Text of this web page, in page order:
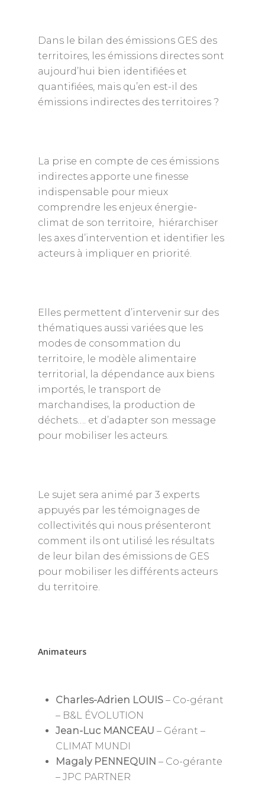
Dans le bilan des émissions GES des
territoires, les émissions directes sont
aujourd’hui bien identifiées et
quantifiées, mais qu’en est-il des
émissions indirectes des territoires ?
La prise en compte de ces émissions
indirectes apporte une finesse
indispensable pour mieux
comprendre les enjeux énergie-
climat de son territoire, hiérarchiser
les axes d’intervention et identifier les
acteurs à impliquer en priorité.
Elles permettent d’intervenir sur des
thématiques aussi variées que les
modes de consommation du
territoire, le modèle alimentaire
territorial, la dépendance aux biens
importés, le transport de
marchandises, la production de
déchets…. et d’adapter son message
pour mobiliser les acteurs.
Le sujet sera animé par 3 experts
appuyés par les témoignages de
collectivités qui nous présenteront
comment ils ont utilisé les résultats
de leur bilan des émissions de GES
pour mobiliser les différents acteurs
du territoire.
Animateurs
Charles-Adrien LOUIS – Co-gérant
– B&L ÉVOLUTION
Jean-Luc MANCEAU – Gérant –
CLIMAT MUNDI
Magaly PENNEQUIN – Co-gérante
– JPC PARTNER